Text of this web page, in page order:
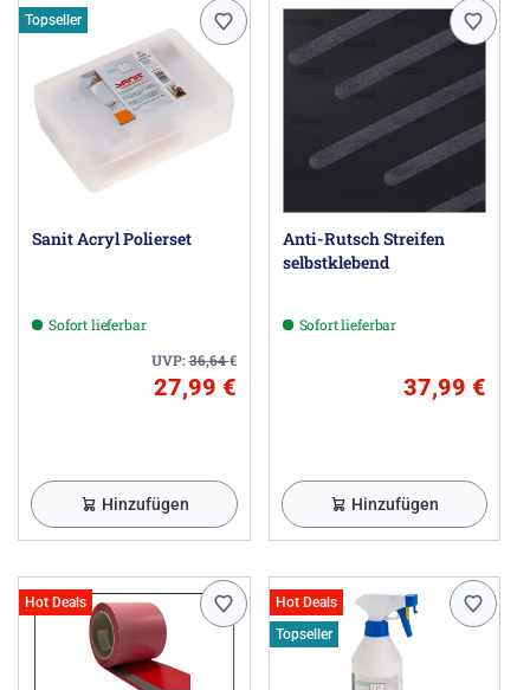
Topseller
Sanit Acryl Polierset
Sofort lieferbar
UVP:36,64€
27,99 €
Hinzufügen
Anti-Rutsch Streifen
selbstklebend
Sofort lieferbar
37,99 €
Hinzufügen
Hot Deals
Hot Deals
Topseller